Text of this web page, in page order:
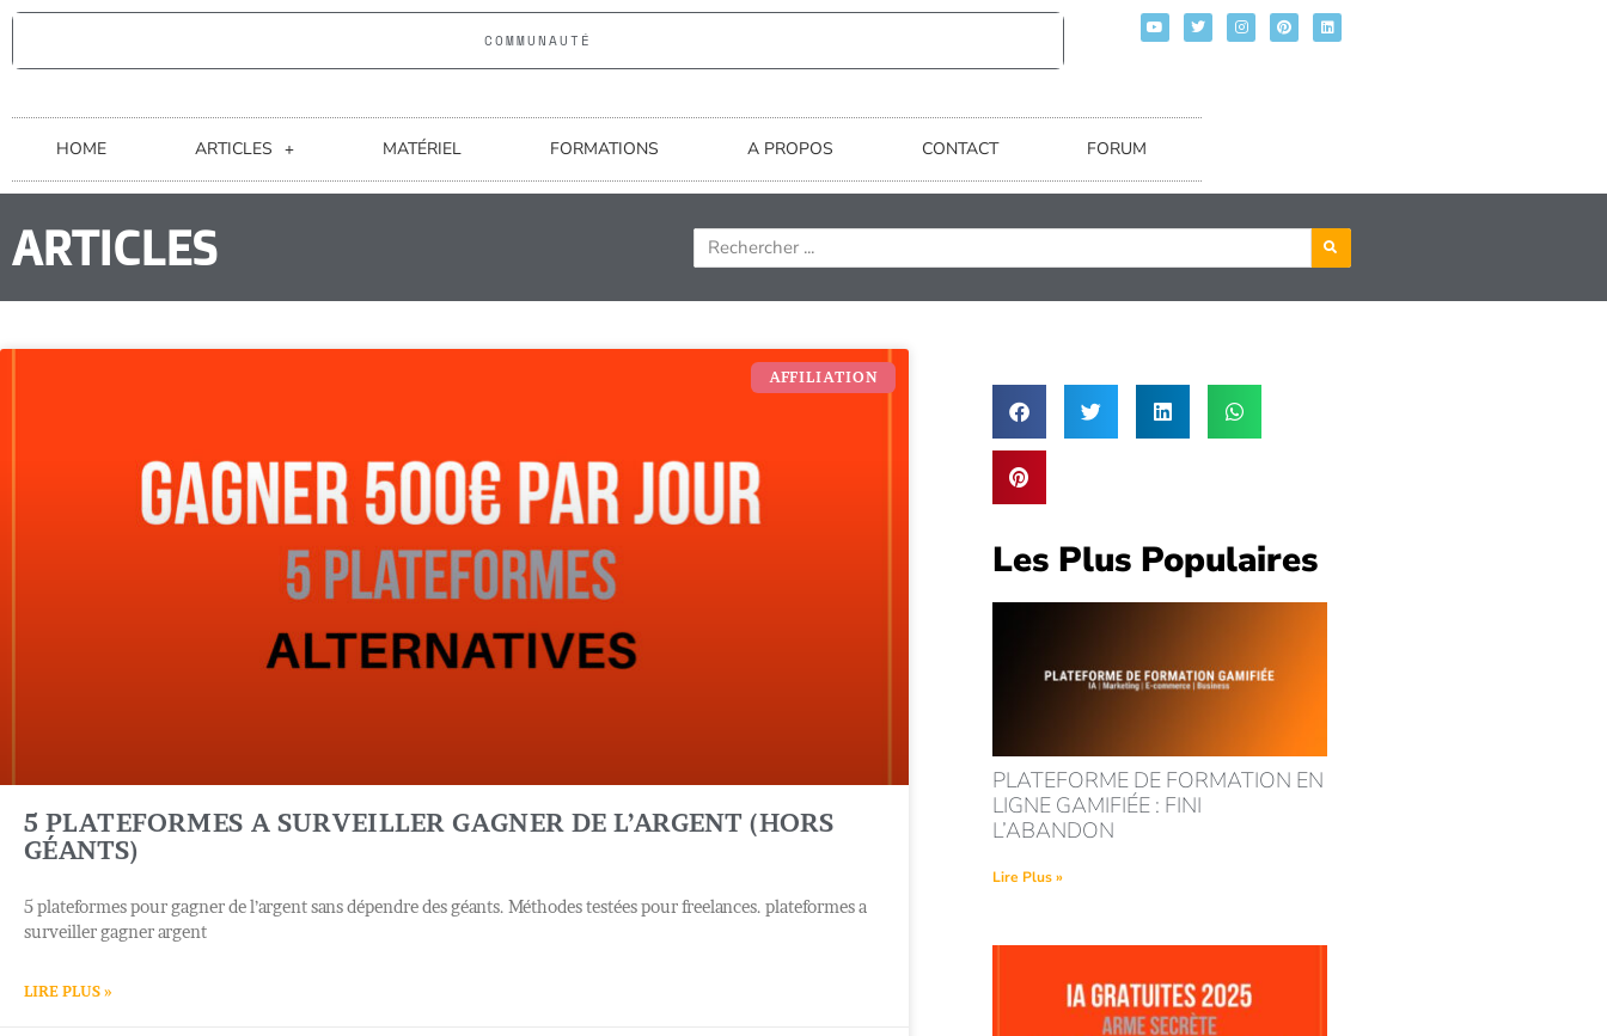
COMMUNAUTÉ
HOME ARTICLES MATÉRIEL FORMATIONS A PROPOS CONTACT FORUM
ARTICLES
AFFILIATION
5 PLATEFORMES A SURVEILLER GAGNER DE L’ARGENT (HORS
GÉANTS)
5 plateformes pour gagner de l’argent sans dépendre des géants. Méthodes testées pour freelances. plateformes a
surveiller gagner argent
LIRE PLUS »
Les Plus Populaires
PLATEFORME DE FORMATION EN
LIGNE GAMIFIÉE : FINI
L’ABANDON
Lire Plus »